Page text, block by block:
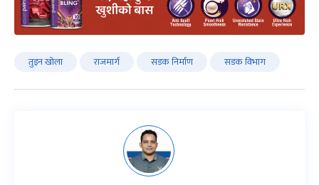
तुइन खोला राजमार्ग सडक निर्माण सडक विभाग